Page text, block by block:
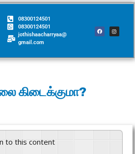
08300124501
08300124501
jothishaacharryaa@
gmail.com
கிடைக்குமா?
to this content